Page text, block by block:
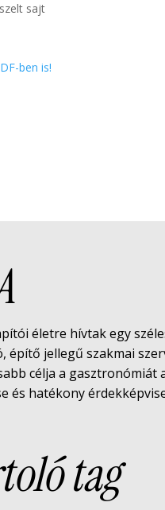
sajt
ben is!
életre hívtak egy
építő jellegű szakmai
célja a gasztronómiát
és hatékony
tag